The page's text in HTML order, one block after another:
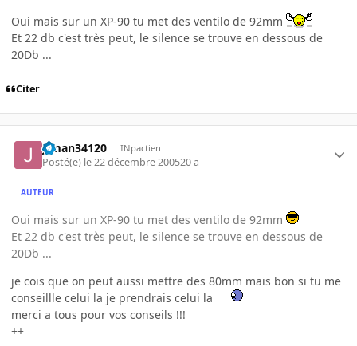
Oui mais sur un XP-90 tu met des ventilo de 92mm
Et 22 db c'est très peut, le silence se trouve en dessous de
20Db ...
Citer
jtman34120 INpactien
Posté(e) le 22 décembre 200520 a
AUTEUR
Oui mais sur un XP-90 tu met des ventilo de 92mm
Et 22 db c'est très peut, le silence se trouve en dessous de
20Db ...
je cois que on peut aussi mettre des 80mm mais bon si tu me
conseillle celui la je prendrais celui la
merci a tous pour vos conseils !!!
++